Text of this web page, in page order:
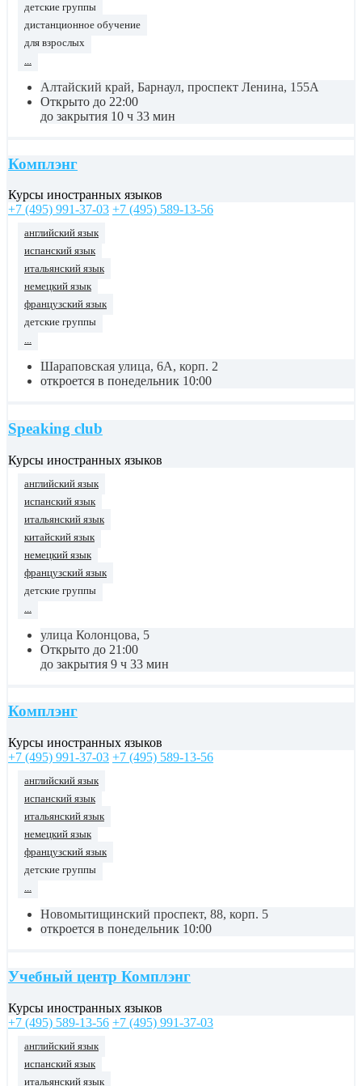
детские группы
дистанционное обучение
для взрослых
...
Алтайский край, Барнаул, проспект Ленина, 155А
Открыто до 22:00
до закрытия 10 ч 33 мин
Комплэнг
Курсы иностранных языков
+7 (495) 991-37-03 +7 (495) 589-13-56
английский язык
испанский язык
итальянский язык
немецкий язык
французский язык
детские группы
...
Шараповская улица, 6А, корп. 2
откроется в понедельник 10:00
Speaking club
Курсы иностранных языков
английский язык
испанский язык
итальянский язык
китайский язык
немецкий язык
французский язык
детские группы
улица Колонцова, 5
Открыто до 21:00
до закрытия 9 ч 33 мин
Комплэнг
Курсы иностранных языков
+7 (495) 991-37-03 +7 (495) 589-13-56
английский язык
испанский язык
итальянский язык
немецкий язык
французский язык
детские группы
...
Новомытищинский проспект, 88, корп. 5
откроется в понедельник 10:00
Учебный центр Комплэнг
Курсы иностранных языков
+7 (495) 589-13-56 +7 (495) 991-37-03
английский язык
испанский язык
итальянский язык